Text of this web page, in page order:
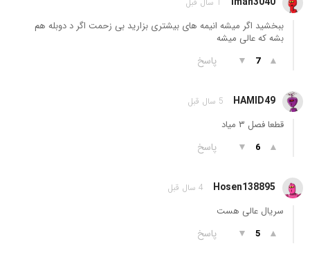
1 سال قبل
ببخشید اگر میشه انیمه های بیشتری بزارید بی زحمت اگر د دوبله هم
بشه که عالی میشه
▲
7
▼ پاسخ
HAMID49 5 سال قبل
قطعا فصل ۳ میاد
▲
6
▼ پاسخ
Hosen138895 4 سال قبل
سریال عالی هست
▲
5
▼ پاسخ